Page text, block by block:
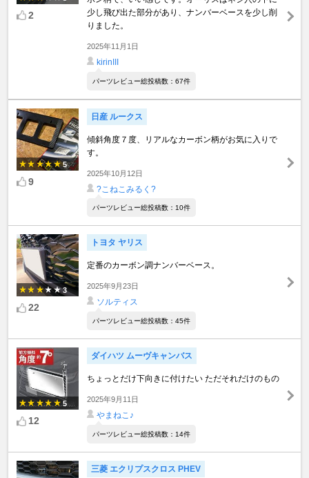
2
少し飛び出た部分があり、ナンバーベースを少し削
りました。
2025年11月1日
kirinIII
パーツレビュー総投稿数：67件
5
9
日産 ルークス
傾斜角度７度、リアルなカーボン柄がお気に入りで
す。
2025年10月12日
?こねこみるく?
パーツレビュー総投稿数：10件
3
22
トヨタ ヤリス
定番のカーボン調ナンバーベース。
2025年9月23日
ソルティス
パーツレビュー総投稿数：45件
5
12
ダイハツ ムーヴキャンバス
ちょっとだけ下向きに付けたい ただそれだけのもの
2025年9月11日
やまねこ♪
パーツレビュー総投稿数：14件
三菱 エクリプスクロス PHEV